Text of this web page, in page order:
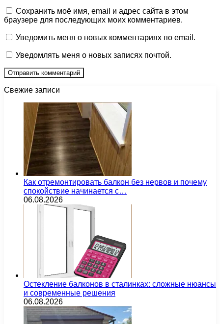
Сохранить моё имя, email и адрес сайта в этом
браузере для последующих моих комментариев.
Уведомить меня о новых комментариях по email.
Уведомлять меня о новых записях почтой.
Свежие записи
Как отремонтировать балкон без нервов и почему
спокойствие начинается с…
06.08.2026
Остекление балконов в сталинках: сложные нюансы
и современные решения
06.08.2026